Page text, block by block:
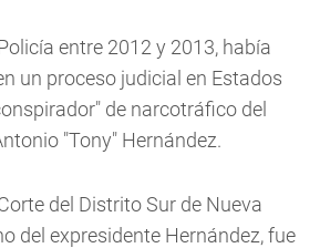
entre 2012 y 2013, había
un proceso judicial en Estados
de narcotráfico del
"Tony" Hernández.
del Distrito Sur de Nueva
del expresidente Hernández, fue